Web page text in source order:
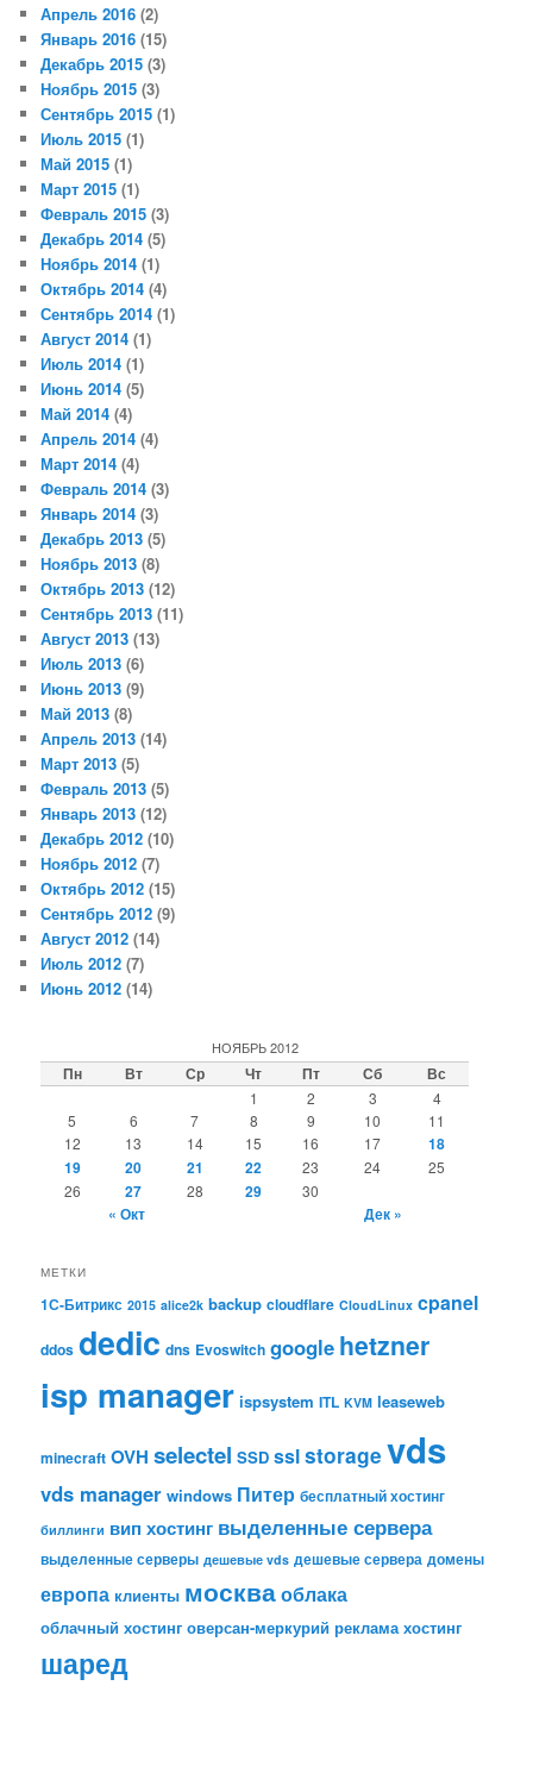
Апрель 2016 (2)
Январь 2016 (15)
Декабрь 2015 (3)
Ноябрь 2015 (3)
Сентябрь 2015 (1)
Июль 2015 (1)
Май 2015 (1)
Март 2015 (1)
Февраль 2015 (3)
Декабрь 2014 (5)
Ноябрь 2014 (1)
Октябрь 2014 (4)
Сентябрь 2014 (1)
Август 2014 (1)
Июль 2014 (1)
Июнь 2014 (5)
Май 2014 (4)
Апрель 2014 (4)
Март 2014 (4)
Февраль 2014 (3)
Январь 2014 (3)
Декабрь 2013 (5)
Ноябрь 2013 (8)
Октябрь 2013 (12)
Сентябрь 2013 (11)
Август 2013 (13)
Июль 2013 (6)
Июнь 2013 (9)
Май 2013 (8)
Апрель 2013 (14)
Март 2013 (5)
Февраль 2013 (5)
Январь 2013 (12)
Декабрь 2012 (10)
Ноябрь 2012 (7)
Октябрь 2012 (15)
Сентябрь 2012 (9)
Август 2012 (14)
Июль 2012 (7)
Июнь 2012 (14)
НОЯБРЬ 2012
Пн Вт Ср Чт Пт Сб Вс
1 2 3
4
5
6 7 8 9 10
11
12
13 14 15 16 17
18
19
20 21 22 23 24
25
26
27 28 29 30
« Окт Дек »
МЕТКИ
1С-Битрикс 2015 alice2k backup cloudflare CloudLinux cpanel
ddos dedic dns Evoswitch google hetzner
isp manager ispsystem ITL KVM leaseweb
minecraft OVH selectel SSD sslstorage vds
vds manager windows Питер бесплатный хостинг
биллинги вип хостинг выделенные сервера
выделенные серверы дешевые vds дешевые сервера домены
европа клиенты москваоблака
облачный хостинг оверсан-меркурий реклама хостинг
шаред